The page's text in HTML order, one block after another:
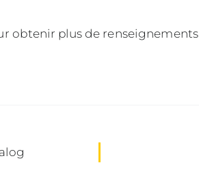
obtenir plus de renseignements